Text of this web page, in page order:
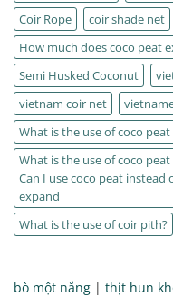
Coir Rope
coir shade net
How much does coco peat
Semi Husked Coconut
vietnam coir net
What is the use of coco
What is the use of coco
Can I use coco peat instead
expand
What is the use of coir pith?
bò một nắng | thịt hun